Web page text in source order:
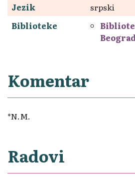
Jezik
srpski
Biblioteke
Komentar
*N.M.
Radovi